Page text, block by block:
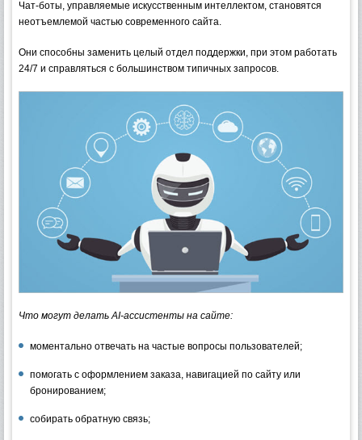
Чат-боты, управляемые искусственным интеллектом, становятся
неотъемлемой частью современного сайта.
Они способны заменить целый отдел поддержки, при этом работать
24/7 и справляться с большинством типичных запросов.
Что могут делать AI-ассистенты на сайте:
моментально отвечать на частые вопросы пользователей;
помогать с оформлением заказа, навигацией по сайту или
бронированием;
собирать обратную связь;